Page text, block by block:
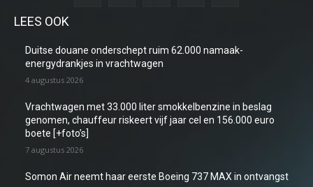
LEES OOK
Duitse douane onderschept ruim 62.000 namaak-
energydrankjes in vrachtwagen
4 augustus 2026
Vrachtwagen met 33.000 liter smokkelbenzine in beslag
genomen, chauffeur riskeert vijf jaar cel en 156.000 euro
boete [+foto’s]
7 augustus 2026
Somon Air neemt haar eerste Boeing 737 MAX in ontvangst